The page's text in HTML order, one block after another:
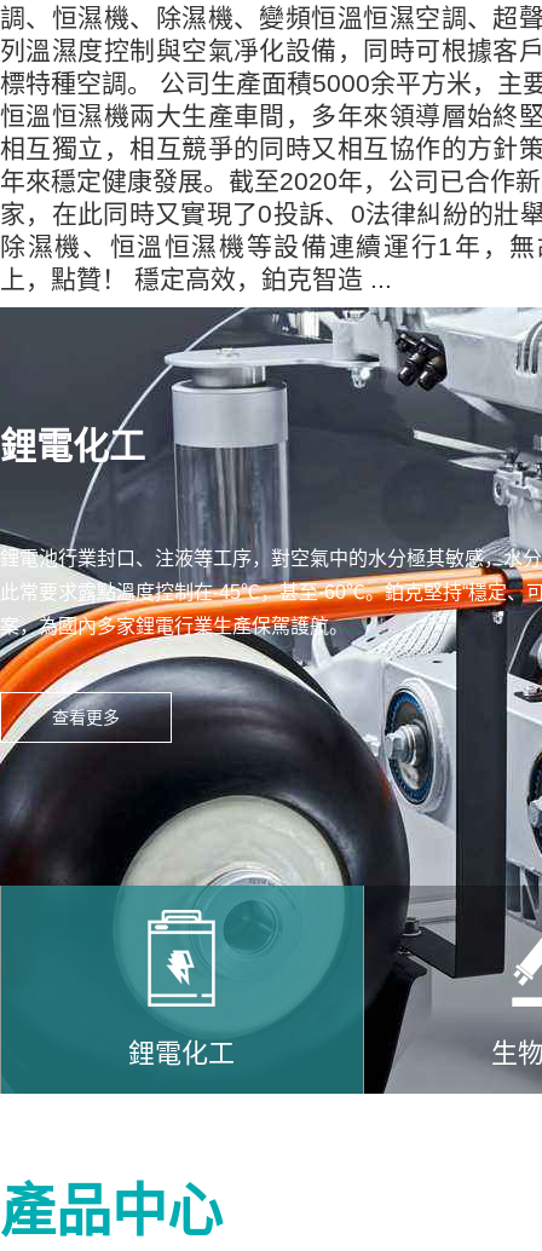
調、恒濕機、除濕機、變頻恒溫恒濕空調、超
列溫濕度控制與空氣凈化設備，同時可根據客
標特種空調。 公司生產面積5000余平方米，主
恒溫恒濕機兩大生產車間，多年來領導層始終
相互獨立，相互競爭的同時又相互協作的方針
年來穩定健康發展。截至2020年，公司已合作
家，在此同時又實現了0投訴、0法律糾紛的壯
除濕機、恒溫恒濕機等設備連續運行1年，
上，點贊！ 穩定高效，鉑克智造 ...
鋰電化工
鋰電池行業封口、注液等工序，對空氣中的水分極其敏感，水
此常要求露點溫度控制在-45℃，甚至-60℃。鉑克堅持“穩定、
案，為國內多家鋰電行業生產保駕護航。
查看更多
鋰電化工 生
產品中心